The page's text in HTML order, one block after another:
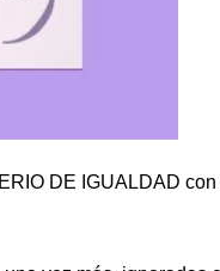
DE IGUALDAD con